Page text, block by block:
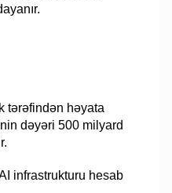
tərəfindən həyata
dəyəri 500 milyard
infrastrukturu hesab